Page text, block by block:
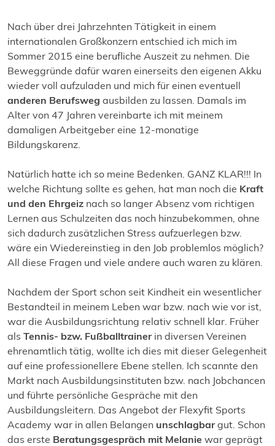
Nach über drei Jahrzehnten Tätigkeit in einem
internationalen Großkonzern entschied ich mich im
Sommer 2015 eine berufliche Auszeit zu nehmen. Die
Beweggründe dafür waren einerseits den eigenen Akku
wieder voll aufzuladen und mich für einen eventuell
anderen Berufsweg ausbilden zu lassen. Damals im
Alter von 47 Jahren vereinbarte ich mit meinem
damaligen Arbeitgeber eine 12-monatige
Bildungskarenz.
Natürlich hatte ich so meine Bedenken. GANZ KLAR!!! In
welche Richtung sollte es gehen, hat man noch die Kraft
und den Ehrgeiz nach so langer Absenz vom richtigen
Lernen aus Schulzeiten das noch hinzubekommen, ohne
sich dadurch zusätzlichen Stress aufzuerlegen bzw.
wäre ein Wiedereinstieg in den Job problemlos möglich?
All diese Fragen und viele andere auch waren zu klären.
Nachdem der Sport schon seit Kindheit ein wesentlicher
Bestandteil in meinem Leben war bzw. nach wie vor ist,
war die Ausbildungsrichtung relativ schnell klar. Früher
als Tennis- bzw. Fußballtrainer in diversen Vereinen
ehrenamtlich tätig, wollte ich dies mit dieser Gelegenheit
auf eine professionellere Ebene stellen. Ich scannte den
Markt nach Ausbildungsinstituten bzw. nach Jobchancen
und führte persönliche Gespräche mit den
Ausbildungsleitern. Das Angebot der Flexyfit Sports
Academy war in allen Belangen unschlagbargut. Schon
das erste Beratungsgespräch mit Melanie war geprägt